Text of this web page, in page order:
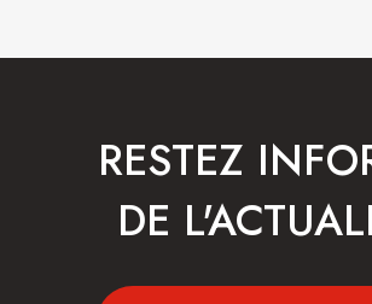
RESTEZ
DE